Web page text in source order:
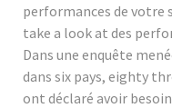
performances de votre
take a look at des
Dans une enquête
dans six pays, eighty
ont déclaré avoir